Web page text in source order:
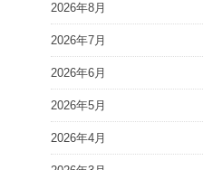
2026年8月
2026年7月
2026年6月
2026年5月
2026年4月